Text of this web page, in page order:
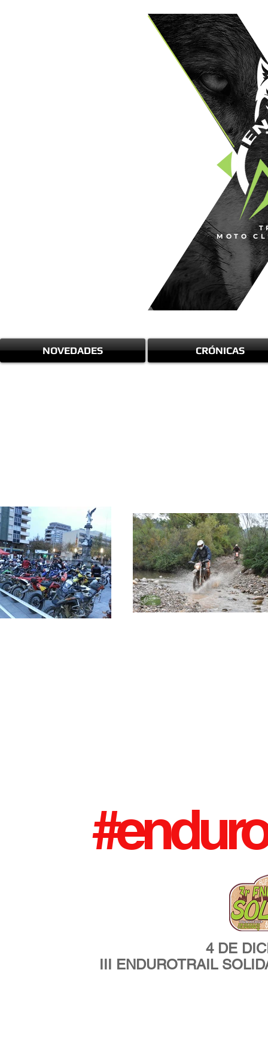
MOTO
NOVEDADES CRÓNICAS
4 DE
III ENDUROTRAIL